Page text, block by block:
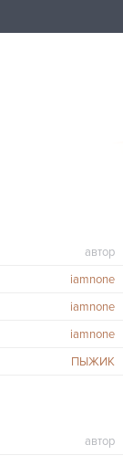
автор
iamnone
iamnone
iamnone
ПЫЖИК
автор